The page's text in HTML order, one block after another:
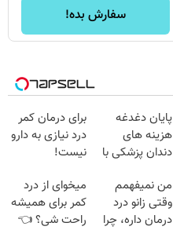
سفارش بده!
پایان دغدغه
هزینه های
دندان پزشکی با
خانگی
برای درمان کمر
درد نیازی به دارو
نیست!
پر کن)
من نمیفهمم
وقتی زانو درد
درمان داره، چرا
میخوای از درد
کمر برای همیشه
راحت شی؟ 👈